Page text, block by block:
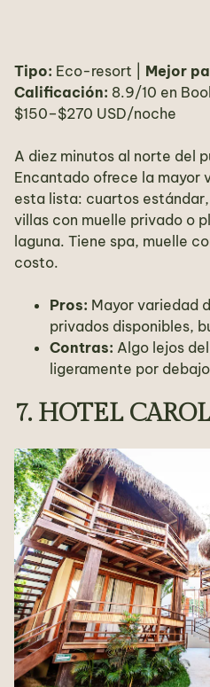
Tipo: Eco-resort | Mejor
Calificación: 8.9/10 en
$150–$270 USD/noche
A diez minutos al norte del
Encantado ofrece la mayor
esta lista: cuartos
villas con muelle privado o
laguna. Tiene spa, muelle
costo.
Pros: Mayor variedad
privados disponibles,
Contras: Algo lejos
ligeramente por
7. HOTEL